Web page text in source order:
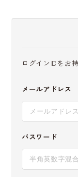
ログインIDをお
メールアドレス
パスワード